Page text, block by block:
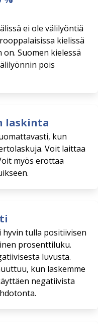
ei ole välilyöntiä
kielissä
Suomen kielessä
pois
laskinta
kun
Voit laittaa
myös erottaa
tulla positiivisen
prosenttiluku.
luvusta.
kun laskemme
negatiivista